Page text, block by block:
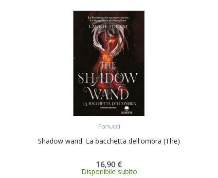
Fanucci
Shadow wand. La bacchetta dell'ombra (The)
16,90 €
Disponibile subito